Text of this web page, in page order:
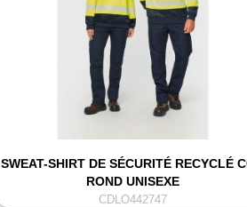
SWEAT-SHIRT DE SÉCURITÉ RECYCLÉ
ROND UNISEXE
CDLO442747